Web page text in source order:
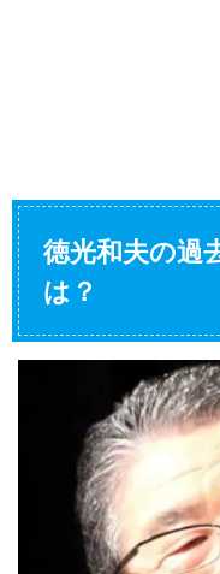
徳光和夫の過
は？